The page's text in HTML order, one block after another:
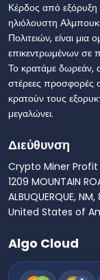
Κέρδος από
ηλιόλουστη
Πολιτειών, είναι
επικεντρωμένων σε
Το κρατάμε δωρεάν,
στέρεες προσφορές
κρατούν τους
μεγαλώνει.
Διεύθυνση
Crypto Miner Profit
1209 MOUNTAIN
ALBUQUERQUE, NM,
United States of
Algo Cloud